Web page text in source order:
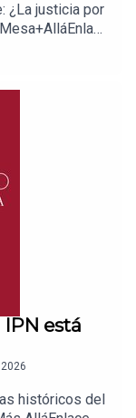
¿La justicia por
julioastilleroEnl
BBVA a
está
históricos del